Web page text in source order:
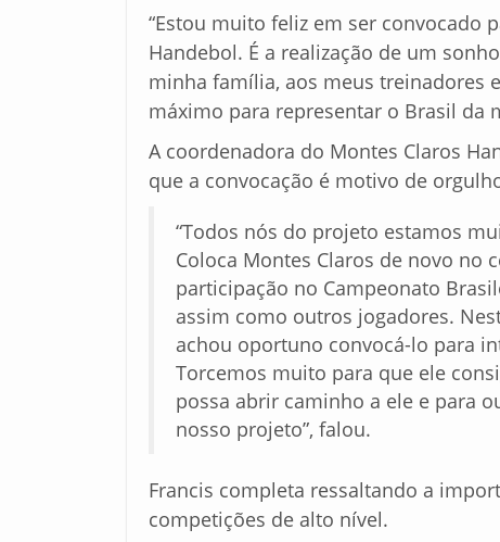
“Estou muito feliz em ser convocado
Handebol. É a realização de um
minha família, aos meus treinadores
máximo para representar o Brasil da
A coordenadora do Montes Claros
que a convocação é motivo de
“Todos nós do projeto estamos
Coloca Montes Claros de novo no
participação no Campeonato
assim como outros jogadores.
achou oportuno convocá-lo para
Torcemos muito para que ele
possa abrir caminho a ele e para
nosso projeto”, falou.
Francis completa ressaltando a
competições de alto nível.